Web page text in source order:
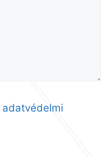
adatvédelmi